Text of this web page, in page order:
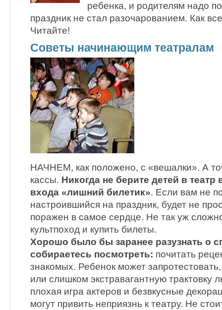
ребенка, и родителям надо
праздник не стал разочарованием. Как
Читайте!
Советы начинающим театралам
НАЧНЕМ, как положено, с «вешалки». А
кассы. Никогда не берите детей в театр
входа «лишний билетик». Если вам не
настроившийся на праздник, будет не
поражен в самое сердце. Не так уж
культпоход и купить билеты.
Хорошо было бы заранее разузнать о
собираетесь посмотреть: почитать
знакомых. Ребенок может
или слишком экстравагантную трактовку
плохая игра актеров и безвкусные
могут привить неприязнь к театру. Не